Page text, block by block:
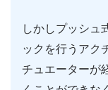
しかしプッシュ
ックを行うアク
チュエーターが